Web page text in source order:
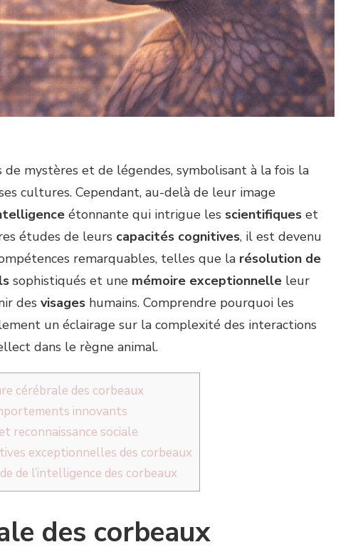
mystères et de légendes, symbolisant à la fois la
cultures. Cependant, au-delà de leur image
étonnante qui intrigue les scientifiques et
études de leurs capacités cognitives, il est devenu
remarquables, telles que la résolution de
sophistiqués et une mémoire exceptionnelle leur
des visages humains. Comprendre pourquoi les
un éclairage sur la complexité des interactions
dans le règne animal.
cérébrale des corbeaux
innovants
reconnaissance sociale
exceptionnelles des corbeaux
de l’intelligence des corbeaux
des corbeaux